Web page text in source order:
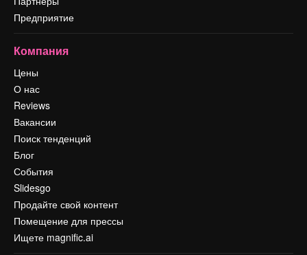
Предприятие
Компания
Цены
О нас
Reviews
Вакансии
Поиск тенденций
Блог
События
Slidesgo
Продайте свой контент
Помещение для прессы
Ищете magnific.ai